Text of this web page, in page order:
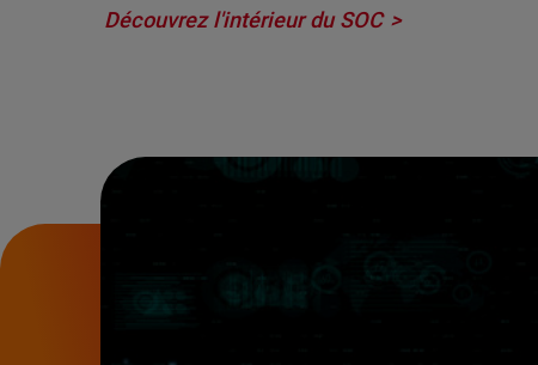
Découvrez l'intérieur du SOC